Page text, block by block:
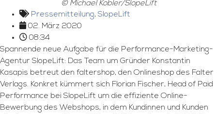
© Michael Kobler/SlopeLift
Pressemitteilung, SlopeLift
02. März 2020
08:34
Spannende neue Aufgabe für die Performance-Marketing-
Agentur SlopeLift: Das Team um Gründer Konstantin
Kasapis betreut den faltershop, den Onlineshop des Falter
Verlags. Konkret kümmert sich Florian Fischer, Head of Paid
Performance bei SlopeLift um die effiziente Online-
Bewerbung des Webshops, in dem Kundinnen und Kunden